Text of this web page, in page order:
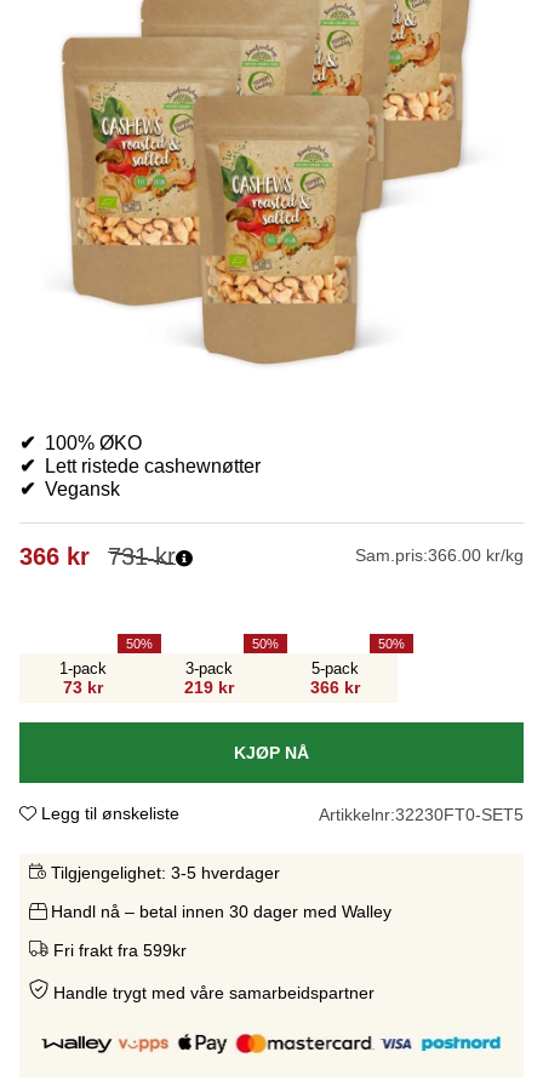
✔ 100% ØKO
✔ Lett ristede cashewnøtter
✔ Vegansk
731kr
366 kr Sam.pris:366.00 kr/kg
1-pack
73 kr
50
3-pack
219 kr
50
5-pack
366 kr
50
KJØP NÅ
Legg til ønskeliste Artikkelnr:32230FT0-SET5
Tilgjengelighet: 3-5 hverdager
Handl nå – betal innen 30 dager med Walley
Fri frakt fra 599kr
Handle trygt med våre samarbeidspartner